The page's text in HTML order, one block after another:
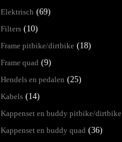
Elektrisch (69)
Filters (10)
Frame pitbike/dirtbike (18)
Frame quad (9)
Hendels en pedalen (25)
Kabels (14)
Kappenset en buddy pitbike/dirtbike
Kappenset en buddy quad (36)